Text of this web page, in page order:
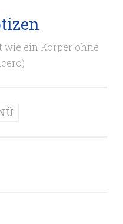
wie ein Körper ohne